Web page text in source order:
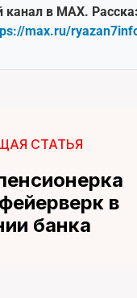
канал в MAX.
max.ru/
СТАТЬЯ
в
банка